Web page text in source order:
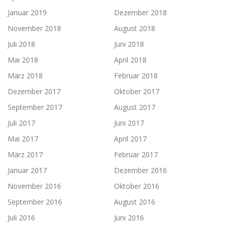
Januar 2019
Dezember 2018
November 2018
August 2018
Juli 2018
Juni 2018
Mai 2018
April 2018
März 2018
Februar 2018
Dezember 2017
Oktober 2017
September 2017
August 2017
Juli 2017
Juni 2017
Mai 2017
April 2017
März 2017
Februar 2017
Januar 2017
Dezember 2016
November 2016
Oktober 2016
September 2016
August 2016
Juli 2016
Juni 2016